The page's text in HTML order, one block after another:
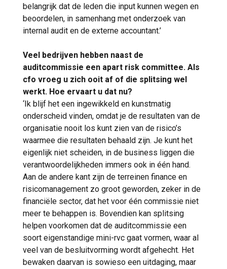
belangrijk dat de leden die input kunnen wegen en
beoordelen, in samenhang met onderzoek van
internal audit en de externe accountant.’
Veel bedrijven hebben naast de
auditcommissie een apart risk committee. Als
cfo vroeg u zich ooit af of die splitsing wel
werkt. Hoe ervaart u dat nu?
‘Ik blijf het een ingewikkeld en kunstmatig
onderscheid vinden, omdat je de resultaten van de
organisatie nooit los kunt zien van de risico’s
waarmee die resultaten behaald zijn. Je kunt het
eigenlijk niet scheiden, in de business liggen die
verantwoordelijkheden immers ook in één hand.
Aan de andere kant zijn de terreinen finance en
risicomanagement zo groot geworden, zeker in de
financiële sector, dat het voor één commissie niet
meer te behappen is. Bovendien kan splitsing
helpen voorkomen dat de auditcommissie een
soort eigenstandige mini-rvc gaat vormen, waar al
veel van de besluitvorming wordt afgehecht. Het
bewaken daarvan is sowieso een uitdaging, maar